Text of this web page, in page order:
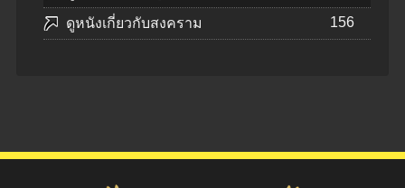
ดูหนังเกี่ยวกับสงคราม 156